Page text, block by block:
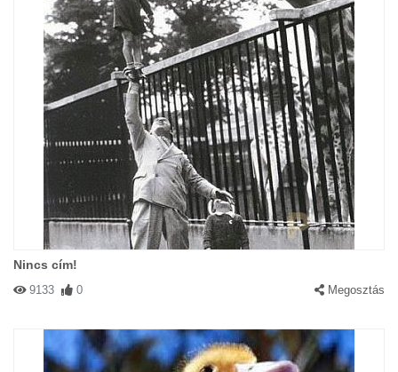
Nincs cím!
9133 0 Megosztás